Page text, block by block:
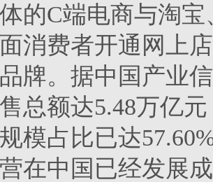
的C端电商与淘
消费者开通网上
牌。据中国产业
总额达5.48万亿
模占比已达
在中国已经发展